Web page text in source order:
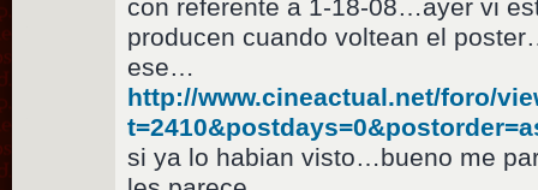
con referente a 1-18-08…ayer vi
producen cuando voltean el
ese…
http://www.cineactual.net/foro/
si ya lo habian visto…bueno me